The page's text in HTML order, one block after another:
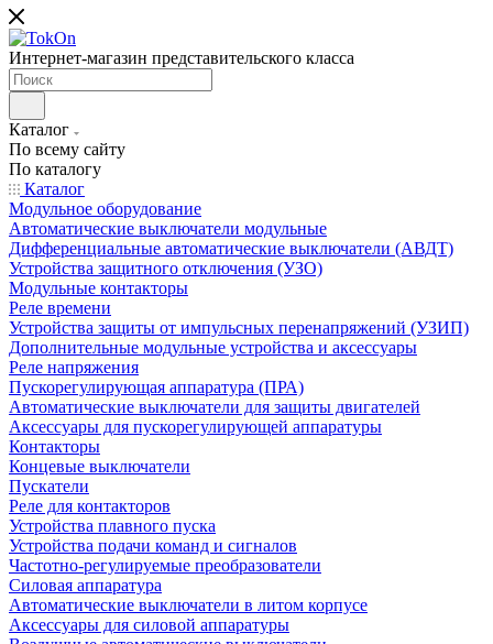
Интернет-магазин представительского класса
Каталог
По всему сайту
По каталогу
Каталог
Модульное оборудование
Автоматические выключатели модульные
Дифференциальные автоматические выключатели (АВДТ)
Устройства защитного отключения (УЗО)
Модульные контакторы
Реле времени
Устройства защиты от импульсных перенапряжений (УЗИП)
Дополнительные модульные устройства и аксессуары
Реле напряжения
Пускорегулирующая аппаратура (ПРА)
Автоматические выключатели для защиты двигателей
Аксессуары для пускорегулирующей аппаратуры
Контакторы
Концевые выключатели
Пускатели
Реле для контакторов
Устройства плавного пуска
Устройства подачи команд и сигналов
Частотно-регулируемые преобразователи
Силовая аппаратура
Автоматические выключатели в литом корпусе
Аксессуары для силовой аппаратуры